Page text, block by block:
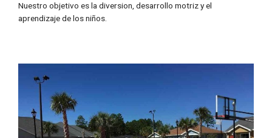
Nuestro objetivo es la diversion, desarrollo motriz y el
aprendizaje de los niños.